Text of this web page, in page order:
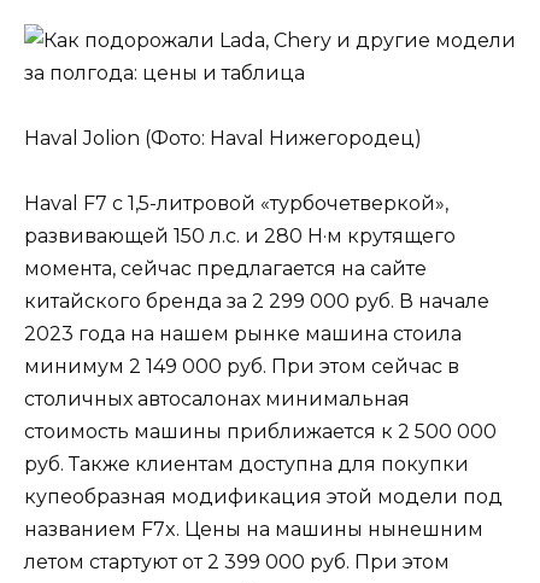
Haval Jolion (Фото: Haval Нижегородец)
Haval F7 с 1,5-литровой «турбочетверкой»,
развивающей 150 л.с. и 280 Н·м крутящего
момента, сейчас предлагается на сайте
китайского бренда за 2 299 000 руб. В начале
2023 года на нашем рынке машина стоила
минимум 2 149 000 руб. При этом сейчас в
столичных автосалонах минимальная
стоимость машины приближается к 2 500 000
руб. Также клиентам доступна для покупки
купеобразная модификация этой модели под
названием F7x. Цены на машины нынешним
летом стартуют от 2 399 000 руб. При этом